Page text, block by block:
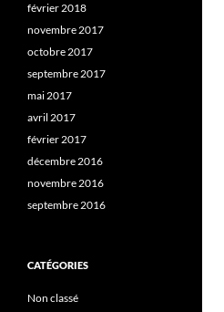
février 2018
novembre 2017
octobre 2017
septembre 2017
mai 2017
avril 2017
février 2017
décembre 2016
novembre 2016
septembre 2016
CATÉGORIES
Non classé